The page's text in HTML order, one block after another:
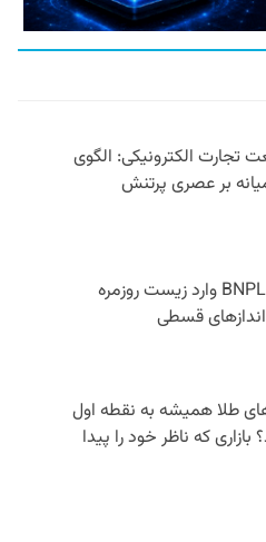
تجارت الکترونیکی: الگوی
بر عصری پرتنش
پلتفرم‌های BNPL وارد زیست روزمره
قسطی
طلا همیشه به نقطه اول
بازاری که ناظر خود را پیدا